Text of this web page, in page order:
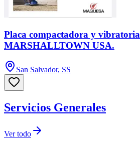
Placa compactadora y vibratoria
MARSHALLTOWN USA.
San Salvador, SS
Servicios Generales
Ver todo